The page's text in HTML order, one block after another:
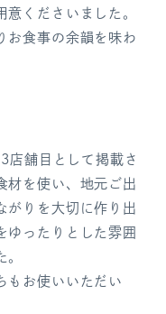
くださいました。
お食事の余韻を味わ
店舗目として掲載さ
材を使い、地元ご出
がりを大切に作り出
ゆったりとした雰囲
もお使いいただい